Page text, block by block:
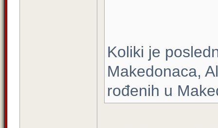
Koliki je
Makedonaca,
rođenih u